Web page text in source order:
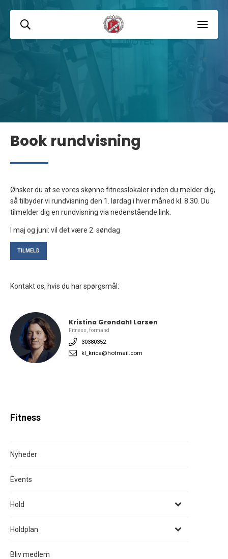
Book rundvisning
Ønsker du at se vores skønne fitnesslokaler inden du melder dig,
så tilbyder vi rundvisning den 1. lørdag i hver måned kl. 8.30. Du
tilmelder dig en rundvisning via nedenstående link.
I maj og juni: vil det være 2. søndag
TILMELD
Kontakt os, hvis du har spørgsmål:
Kristina Grøndahl Larsen
Fitness, formand
30380352
kl_krica@hotmail.com
Fitness
Nyheder
Events
Hold
Holdplan
Bliv medlem